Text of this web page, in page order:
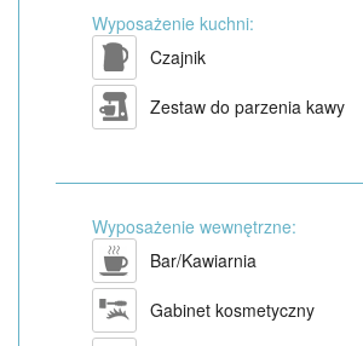
Wyposażenie kuchni:
Czajnik
Zestaw do parzenia kawy
Wyposażenie wewnętrzne:
Bar/Kawiarnia
Gabinet kosmetyczny